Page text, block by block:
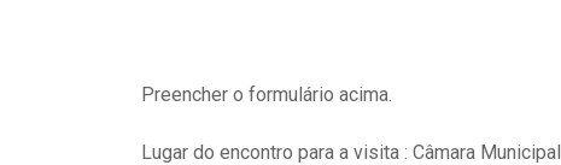
Preencher o formulário acima.
Lugar do encontro para a visita : Câmara Municipal